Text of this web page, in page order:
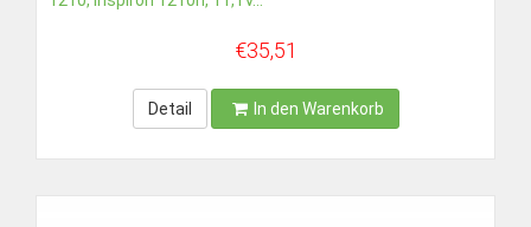
€35,51
Detail In den Warenkorb